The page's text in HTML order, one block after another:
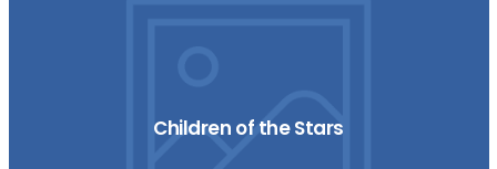
Children of the Stars